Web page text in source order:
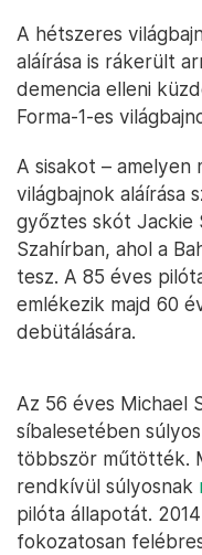
A hétszeres
aláírása is rákerült
demencia elleni
Forma-1-es
A sisakot – amelyen
világbajnok aláírása
győztes skót Jackie
Szahírban, ahol a
tesz. A 85 éves
emlékezik majd 60
debütálására.
Az 56 éves Michael
síbalesetében
többször műtötték.
rendkívül súlyosnak
pilóta állapotát.
fokozatosan